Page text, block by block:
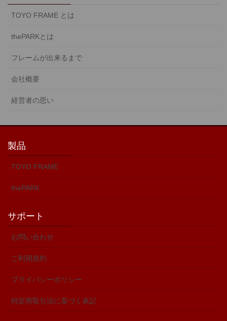
TOYO FRAME とは
thePARKとは
フレームが出来るまで
会社概要
経営者の思い
製品
TOYO FRAME
thePARK
サポート
お問い合わせ
ご利用規約
プライバシーポリシー
特定商取引法に基づく表記